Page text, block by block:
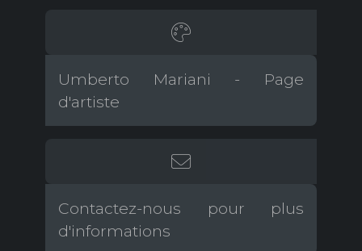
Umberto Mariani - Page
d'artiste
Contactez-nous pour plus
d'informations